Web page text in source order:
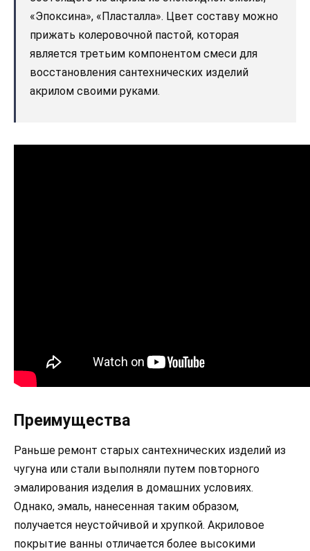
«Эпоксина», «Пласталла». Цвет составу можно
прижать колеровочной пастой, которая
является третьим компонентом смеси для
восстановления сантехнических изделий
акрилом своими руками.
Преимущества
Раньше ремонт старых сантехнических изделий из
чугуна или стали выполняли путем повторного
эмалирования изделия в домашних условиях.
Однако, эмаль, нанесенная таким образом,
получается неустойчивой и хрупкой. Акриловое
покрытие ванны отличается более высокими